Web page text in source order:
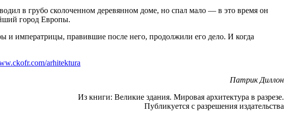
в грубо сколоченном дере­вянном доме, но спал мало — в это время он
город Европы.
и императрицы, правившие после него, продолжили его дело. И когда
arhitektura
Патрик Диллон
Из книги: Великие здания. Мировая архитектура в разрезе.
Публикуется с разрешения издательства